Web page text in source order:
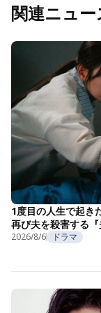
関連ニュー
1度目の人生で起き
再び夫を殺害する
2026/8/6 ドラマ